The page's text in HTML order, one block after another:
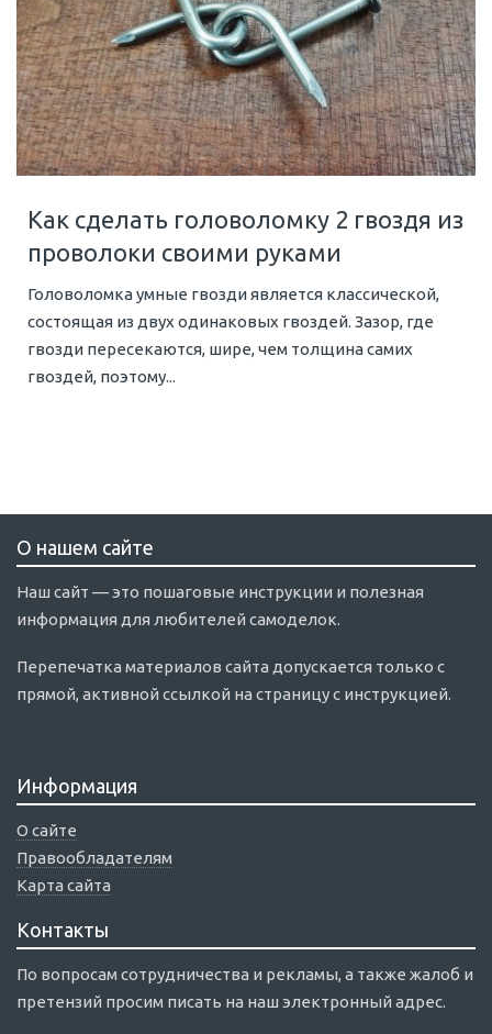
Как сделать головоломку 2 гвоздя из
проволоки своими руками
Головоломка умные гвозди является классической,
состоящая из двух одинаковых гвоздей. Зазор, где
гвозди пересекаются, шире, чем толщина самих
гвоздей, поэтому...
О нашем сайте
Наш сайт — это пошаговые инструкции и полезная
информация для любителей самоделок.
Перепечатка материалов сайта допускается только с
прямой, активной ссылкой на страницу с инструкцией.
Информация
О сайте
Правообладателям
Карта сайта
Контакты
По вопросам сотрудничества и рекламы, а также жалоб и
претензий просим писать на наш электронный адрес.